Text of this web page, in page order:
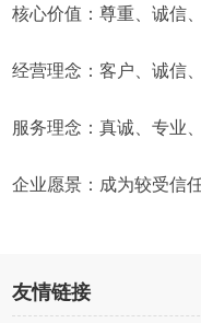
核心价值：尊重、诚信
经营理念：客户、诚信
服务理念：真诚、专业
企业愿景：成为较受信
友情链接